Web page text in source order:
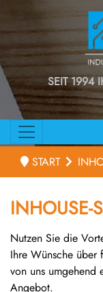
SEIT 1994
START
INHOUSE-
Nutzen Sie die
Ihre Wünsche über
von uns umgehend
Angebot.